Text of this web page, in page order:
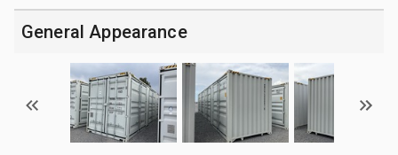
General Appearance